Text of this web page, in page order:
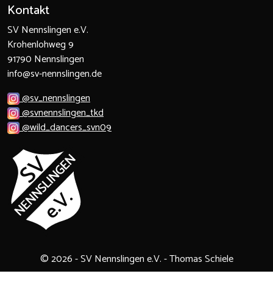
Kontakt
SV Nennslingen e.V.
Krohenlohweg 9
91790 Nennslingen
info@sv-nennslingen.de
@sv_nennslingen
@svnennslingen_tkd
@wild_dancers_svn09
© 2026 - SV Nennslingen e.V. - Thomas Schiele